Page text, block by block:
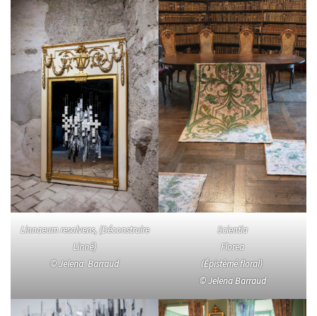
Linnaeum resolvens, (Déconstruire
Linné)
© Jelena Barraud
Scientia
Florea
(Épistèmé floral)
© Jelena Barraud